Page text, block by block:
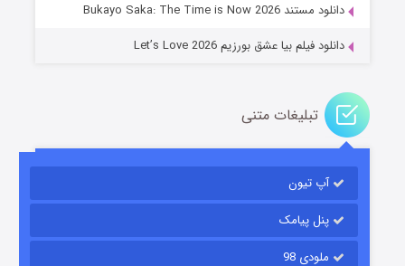
باب اسفنجی فصل ۱۷
قسمت۶ (زیرنویس) منتشر شد
دانلود مستند Bukayo Saka: The Time is Now 2026
دانلود فیلم بیا عشق بورزیم Let’s Love 2026
تبلیغات متنی
آپ تیون
پنل پیامک
ملودی 98